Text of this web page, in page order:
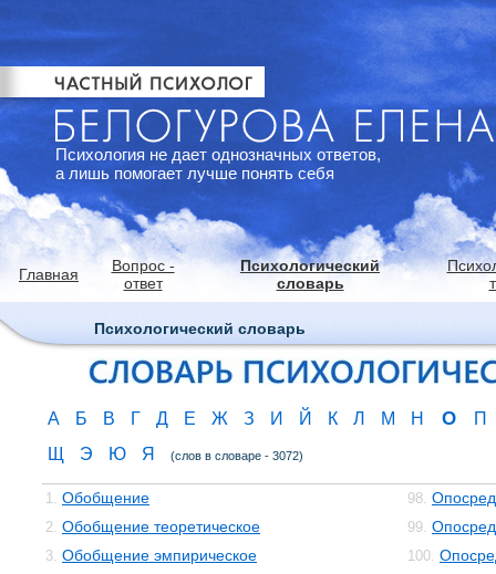
Психология не дает однозначных ответов,
а лишь помогает лучше понять себя
Главная
Вопрос -
ответ
Психологический
словарь
Психологический словарь
А Б В Г Д Е Ж З И Й К Л М Н О
П
Щ
Э Ю Я (слов в словаре - 3072)
1. Обобщение
2. Обобщение теоретическое
3. Обобщение эмпирическое
98.
99.
100.